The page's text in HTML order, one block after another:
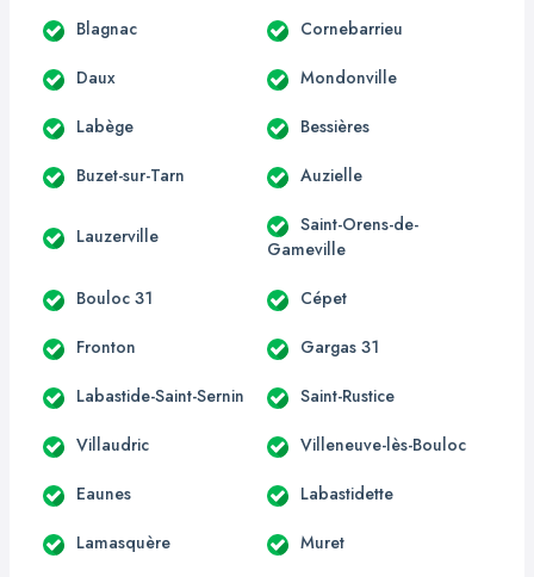
Blagnac Cornebarrieu
Daux Mondonville
Labège Bessières
Buzet-sur-Tarn Auzielle
Lauzerville
Saint-Orens-de-
Gameville
Bouloc 31 Cépet
Fronton Gargas 31
Labastide-Saint-Sernin Saint-Rustice
Villaudric Villeneuve-lès-Bouloc
Eaunes Labastidette
Lamasquère Muret